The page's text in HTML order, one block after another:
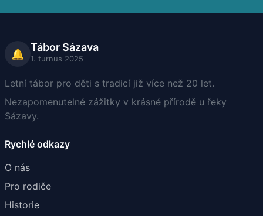
🔔
Tábor Sázava
1. turnus 2025
Letní tábor pro děti s tradicí již více než 20 let.
Nezapomenutelné zážitky v krásné přírodě u řeky
Sázavy.
Rychlé odkazy
O nás
Pro rodiče
Historie